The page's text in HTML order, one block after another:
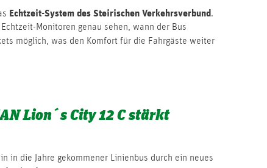
Echtzeit-System desSteirischen Verkehrsverbund.
Monitoren genau sehen, wann der Bus
möglich, was den Komfort für die Fahrgäste weiter
Lion´s City 12 C stärkt
in die Jahre gekommener Linienbus durch ein neues